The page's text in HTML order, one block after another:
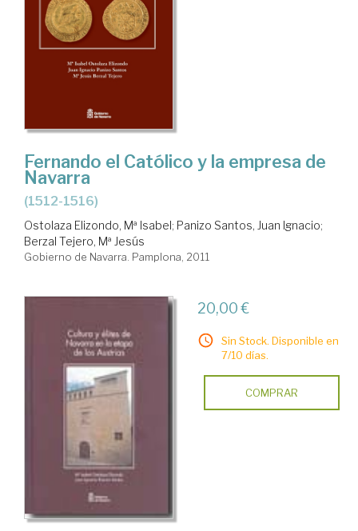
Fernando el Católico y la empresa de
Navarra
(1512-1516)
Ostolaza Elizondo, Mª Isabel; Panizo Santos, Juan Ignacio;
Berzal Tejero, Mª Jesús
Gobierno de Navarra. Pamplona, 2011
20,00 €
Sin Stock. Disponible en
7/10 días.
COMPRAR